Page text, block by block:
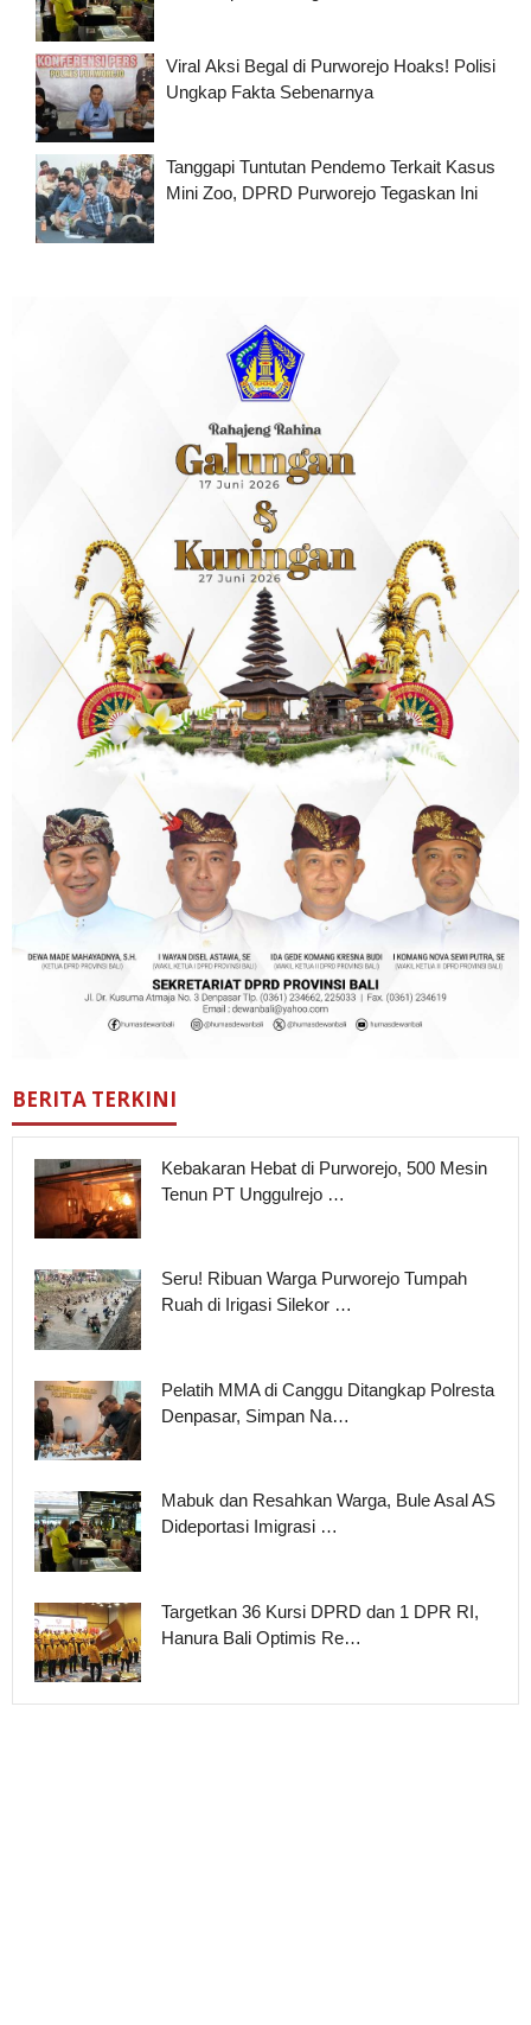
Viral Aksi Begal di Purworejo Hoaks! Polisi
Ungkap Fakta Sebenarnya
Tanggapi Tuntutan Pendemo Terkait Kasus
Mini Zoo, DPRD Purworejo Tegaskan Ini
BERITA TERKINI
Kebakaran Hebat di Purworejo, 500 Mesin
Tenun PT Unggulrejo …
Seru! Ribuan Warga Purworejo Tumpah
Ruah di Irigasi Silekor …
Pelatih MMA di Canggu Ditangkap Polresta
Denpasar, Simpan Na…
Mabuk dan Resahkan Warga, Bule Asal AS
Dideportasi Imigrasi …
Targetkan 36 Kursi DPRD dan 1 DPR RI,
Hanura Bali Optimis Re…